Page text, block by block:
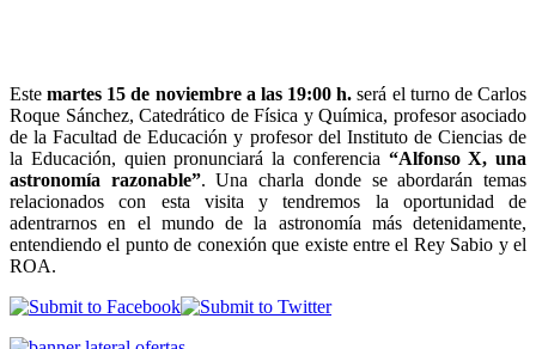
Estemartes 15 de noviembre a las 19:00 h. será el turno de Carlos
Roque Sánchez, Catedrático de Física y Química, profesor asociado
de la Facultad de Educación y profesor del Instituto de Ciencias de
la Educación, quien pronunciará la conferencia “Alfonso X, una
astronomía razonable”. Una charla donde se abordarán temas
relacionados con esta visita y tendremos la oportunidad de
adentrarnos en el mundo de la astronomía más detenidamente,
entendiendo el punto de conexión que existe entre el Rey Sabio y el
ROA.